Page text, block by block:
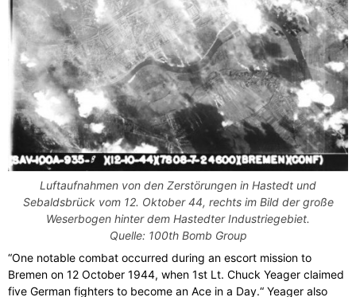
Luftaufnahmen von den Zerstörungen in Hastedt und
Sebaldsbrück vom 12. Oktober 44, rechts im Bild der große
Weserbogen hinter dem Hastedter Industriegebiet.
Quelle: 100th Bomb Group
“One notable combat occurred during an escort mission to
Bremen on 12 October 1944, when 1st Lt. Chuck Yeager claimed
five German fighters to become an Ace in a Day.“ Yeager also